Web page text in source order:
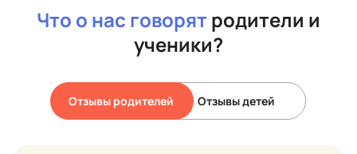
Что о нас говорятродители и
ученики?
Отзывы родителей Отзывы детей